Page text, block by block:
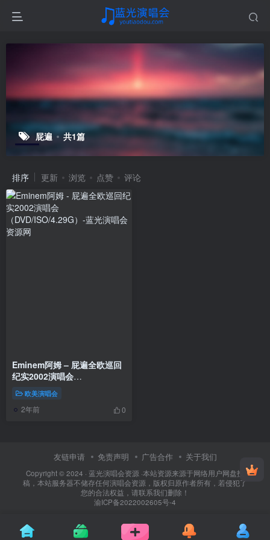
屁遍 共1篇
排序 更新 浏览 点赞 评论
Eminem阿姆 – 屁遍全欧巡回
纪实2002演唱会
（DVD/ISO/4.29G）
欧美演唱会
2年前 0
友链申请 免责声明 广告合作 关于我们
Copyright © 2024 · 蓝光演唱会资源 ·本站资源来源于网络用户网盘投
稿，本站服务器不储存任何演唱会资源，版权归原作者所有，若侵犯了
您的合法权益，请联系我们删除！
渝ICP备2022002605号-4